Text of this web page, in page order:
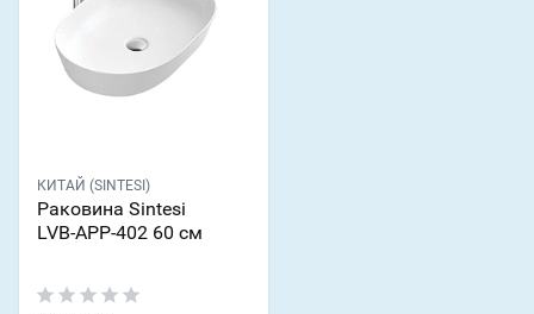
КИТАЙ (SINTESI)
Раковина Sintesi
LVB-APP-402 60 см